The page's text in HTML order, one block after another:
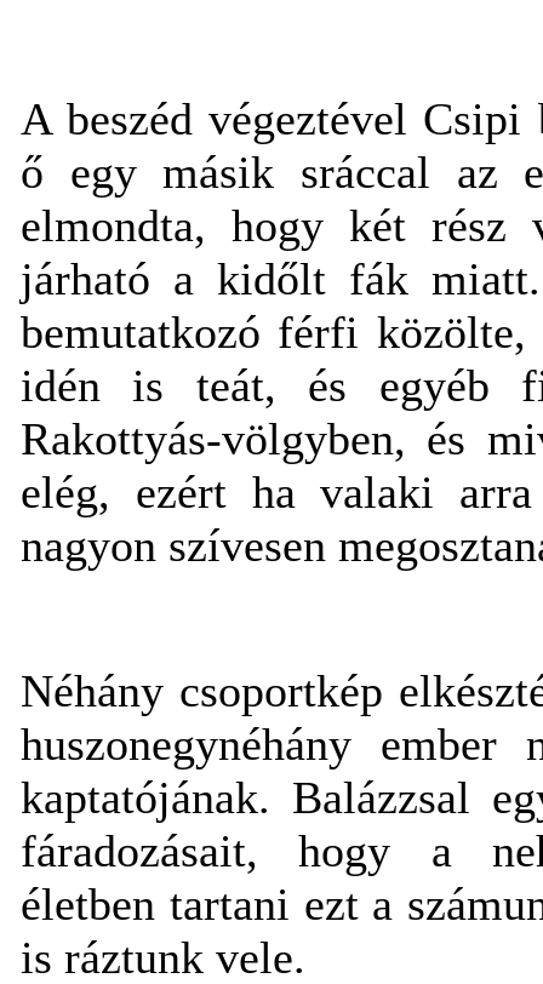
A beszéd végeztével
ő egy másik sráccal az
elmondta, hogy két rész
járható a kidőlt fák
bemutatkozó férfi
idén is teát, és egyéb
Rakottyás-völgyben, és
elég, ezért ha valaki
nagyon szívesen
Néhány csoportkép
huszonegynéhány
kaptatójának. Balázzsal
fáradozásait, hogy a
életben tartani ezt a
is ráztunk vele.